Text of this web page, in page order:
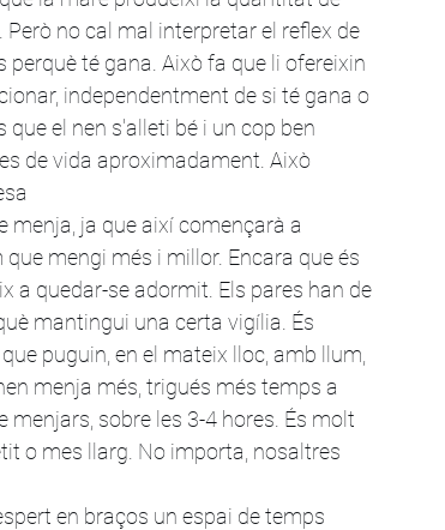
no cal mal interpretar el reflex de
té gana. Això fa que li ofereixin
independentment de si té gana o
el nen s'alleti bé i un cop ben
de vida aproximadament. Això
ja que així començarà a
mengi més i millor. Encara que és
a quedar-se adormit. Els pares han de
mantingui una certa vigília. És
puguin, en el mateix lloc, amb llum,
menja més, trigués més temps a
sobre les 3-4 hores. És molt
o mes llarg. No importa, nosaltres
en braços un espai de temps